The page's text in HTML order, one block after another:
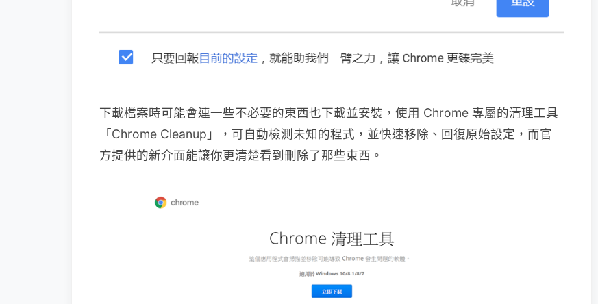
下載檔案時可能會連一些不必要的東西也下載並安裝，使用 Chrome 專屬的清理工具
「Chrome Cleanup」，可自動檢測未知的程式，並快速移除、回復原始設定，而官
方提供的新介面能讓你更清楚看到刪除了那些東西。